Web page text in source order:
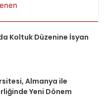
Koltuk Düzenine İsyan
Almanya ile
Yeni Dönem